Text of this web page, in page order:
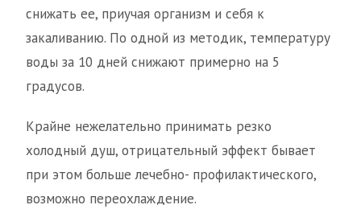
снижать ее, приучая организм и себя к
закаливанию. По одной из методик, температуру
воды за 10 дней снижают примерно на 5
градусов.
Крайне нежелательно принимать резко
холодный душ, отрицательный эффект бывает
при этом больше лечебно- профилактического,
возможно переохлаждение.